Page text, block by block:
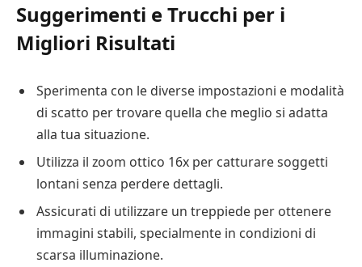
Suggerimenti e Trucchi per i
Migliori Risultati
Sperimenta con le diverse impostazioni e modalità
di scatto per trovare quella che meglio si adatta
alla tua situazione.
Utilizza il zoom ottico 16x per catturare soggetti
lontani senza perdere dettagli.
Assicurati di utilizzare un treppiede per ottenere
immagini stabili, specialmente in condizioni di
scarsa illuminazione.